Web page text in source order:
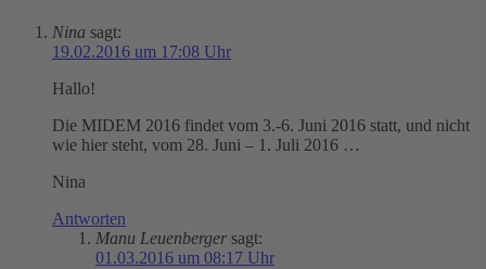
Nina sagt:
19.02.2016 um 17:08 Uhr
Hallo!
Die MIDEM 2016 findet vom 3.-6. Juni 2016 statt, und nicht
wie hier steht, vom 28. Juni – 1. Juli 2016 …
Nina
Antworten
Manu Leuenberger sagt:
01.03.2016 um 08:17 Uhr